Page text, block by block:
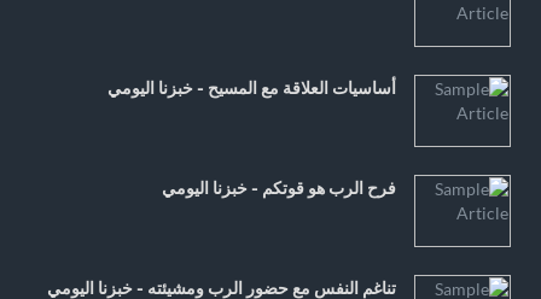
أساسيات العلاقة مع المسيح - خبزنا اليومي
فرح الرب هو قوتكم - خبزنا اليومي
تناغم النفس مع حضور الرب ومشيئته - خبزنا اليومي